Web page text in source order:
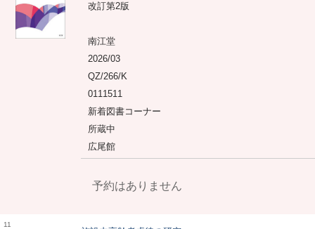
改訂第2版
南江堂
2026/03
QZ/266/K
0111511
新着図書コーナー
所蔵中
広尾館
予約はありません
11